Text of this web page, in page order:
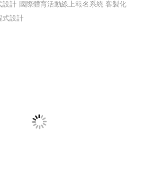
設計 國際體育活動線上報名系統 客製化
式設計